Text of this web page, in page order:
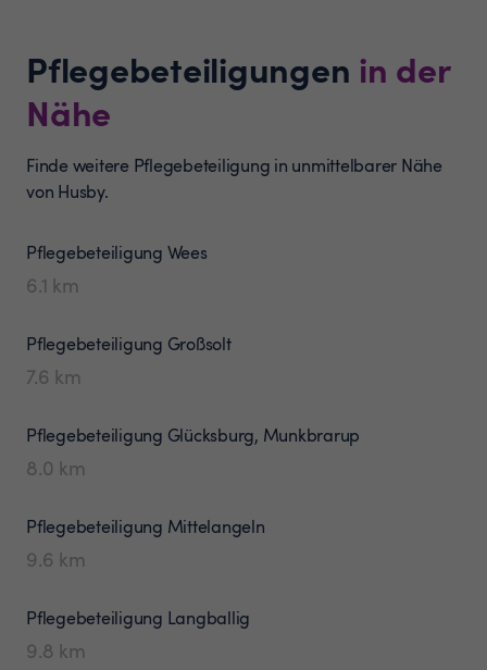
Pflegebeteiligungen in der
Nähe
Finde weitere Pflegebeteiligung in unmittelbarer Nähe
von Husby.
Pflegebeteiligung Wees
6.1 km
Pflegebeteiligung Großsolt
7.6 km
Pflegebeteiligung Glücksburg, Munkbrarup
8.0 km
Pflegebeteiligung Mittelangeln
9.6 km
Pflegebeteiligung Langballig
9.8 km